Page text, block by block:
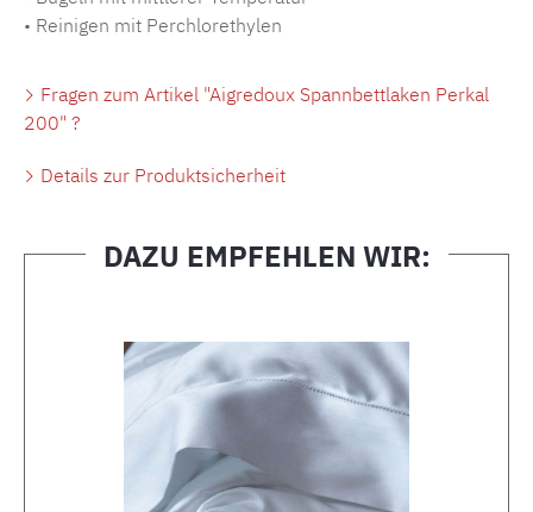
• Reinigen mit Perchlorethylen
Fragen zum Artikel "Aigredoux Spannbettlaken Perkal
200" ?
Details zur Produktsicherheit
DAZU EMPFEHLEN WIR: